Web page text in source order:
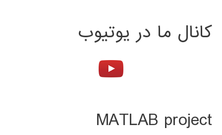
کانال ما در یوتیوب
MATLAB project